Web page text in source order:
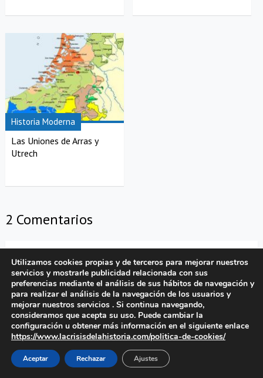
Historia Moderna
Las Uniones de Arras y
Utrech
2 Comentarios
Amparo 10/08/2022
Este número de la revista me resulta muy útil para explicar
el contexto histórico de El Lazarillo en el Sudeste asiático.
Muchísimas gracias.
Por favor, que el redactor revise la conjugación del verbo
haber en forma impersonal. Todas las concordancias están
mal y resulta molesto este error persistente.
Utilizamos cookies propias y de terceros para mejorar nuestros
servicios y mostrarle publicidad relacionada con sus
preferencias mediante el análisis de sus hábitos de navegación y
para realizar el análisis de la navegación de los usuarios y
mejorar nuestros servicios . Si continua navegando,
consideramos que acepta su uso. Puede cambiar la
configuración u obtener más información en el siguiente enlace
https://www.lacrisisdelahistoria.com/politica-de-cookies/
Aceptar Rechazar Ajustes